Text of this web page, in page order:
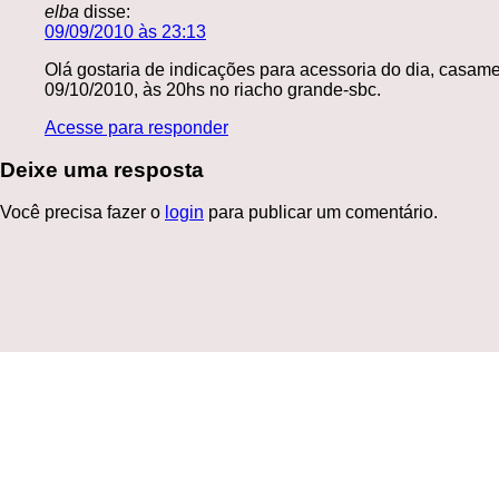
elba disse:
09/09/2010 às 23:13
Olá gostaria de indicações para acessoria do dia,
09/10/2010, às 20hs no riacho grande-sbc.
Acesse para responder
Deixe uma resposta
Você precisa fazer o login para publicar um comentário.